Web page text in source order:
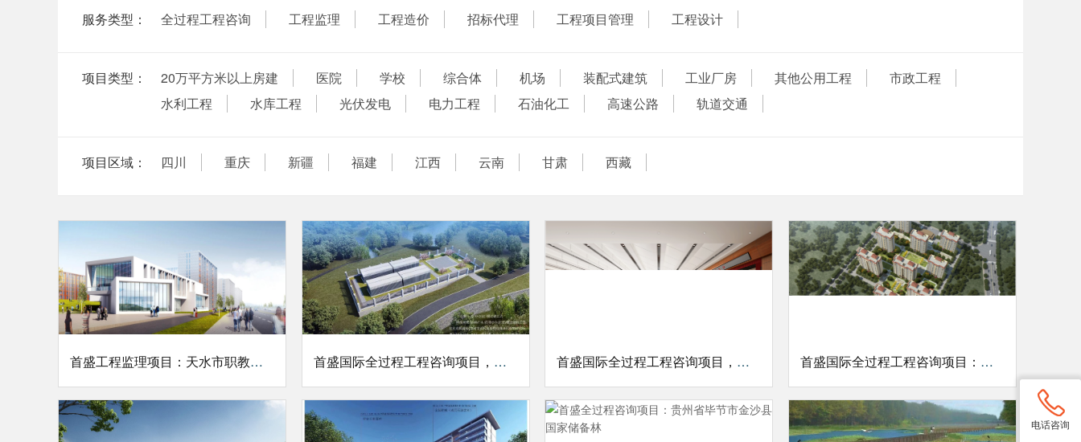
服务类型： 全过程工程咨询 工程监理 工程造价 招标代理 工程项目管理 工程设计
项目类型： 20万平方米以上房建 医院 学校 综合体 机场 装配式建筑 工业厂房 其他公用工程
市政工程
水利工程
水库工程 光伏发电 电力工程 石油化工 高速公路 轨道交通
项目区域： 四川 重庆 新疆 福建 江西 云南 甘肃 西藏
首盛工程监理项目：天水市职教园区一期工程监理二标段 首盛国际全过程工程咨询项目，青原区圩镇生活污水处理项目 首盛国际全过程工程咨询项目，南康跨境电商产业园二期装修工程EPC项目 首盛国际全过程工程咨询项目：永新县仰山安居小区项目 (二期)
电话咨询